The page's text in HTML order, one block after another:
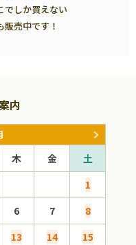
でしか買えない
売中です！
内
木 金
土
1
6 7
8
13 14
15